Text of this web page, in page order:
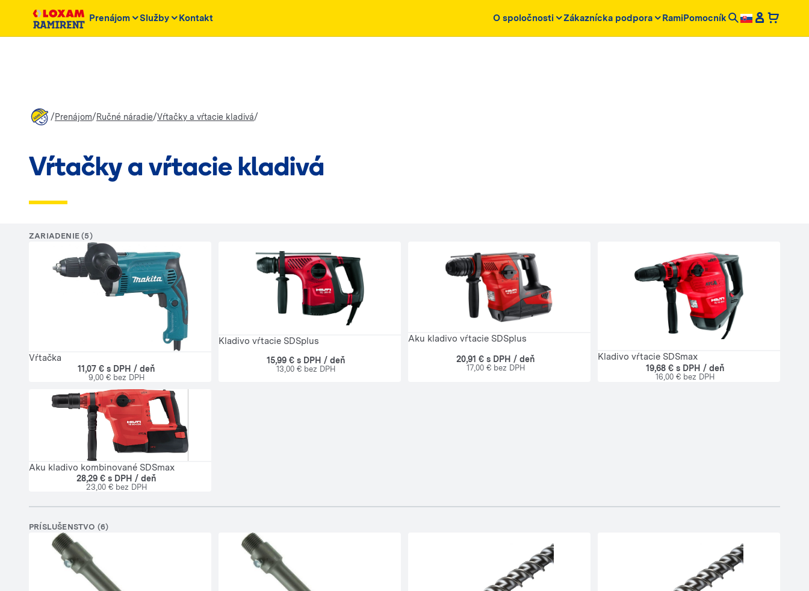
Prenájom Služby Kontakt O spoločnosti Zákaznícka podpora RamiPomocník
/Prenájom/Ručné náradie/Vŕtačky a vŕtacie kladivá/
Vŕtačky a vŕtacie kladivá
ZARIADENIE (5)
Vŕtačka
11,07 € s DPH / deň
9,00 € bez DPH
Kladivo vŕtacie SDSplus
15,99 € s DPH / deň
13,00 € bez DPH
Aku kladivo vŕtacie SDSplus
20,91 € s DPH / deň
17,00 € bez DPH
Kladivo vŕtacie SDSmax
19,68 € s DPH / deň
16,00 € bez DPH
Aku kladivo kombinované SDSmax
28,29 € s DPH / deň
23,00 € bez DPH
PRÍSLUŠENSTVO (6)